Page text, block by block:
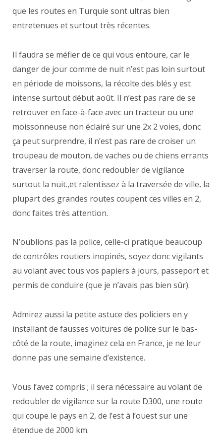
que les routes en Turquie sont ultras bien
entretenues et surtout très récentes.
Il faudra se méfier de ce qui vous entoure, car le
danger de jour comme de nuit n’est pas loin surtout
en période de moissons, la récolte des blés y est
intense surtout début août. Il n’est pas rare de se
retrouver en face-à-face avec un tracteur ou une
moissonneuse non éclairé sur une 2x 2 voies, donc
ça peut surprendre, il n’est pas rare de croiser un
troupeau de mouton, de vaches ou de chiens errants
traverser la route, donc redoubler de vigilance
surtout la nuit.,et ralentissez à la traversée de ville, la
plupart des grandes routes coupent ces villes en 2,
donc faites très attention.
N’oublions pas la police, celle-ci pratique beaucoup
de contrôles routiers inopinés, soyez donc vigilants
au volant avec tous vos papiers à jours, passeport et
permis de conduire (que je n’avais pas bien sûr).
Admirez aussi la petite astuce des policiers en y
installant de fausses voitures de police sur le bas-
côté de la route, imaginez cela en France, je ne leur
donne pas une semaine d’existence.
Vous l’avez compris ; il sera nécessaire au volant de
redoubler de vigilance sur la route D300, une route
qui coupe le pays en 2, de l’est à l’ouest sur une
étendue de 2000 km.